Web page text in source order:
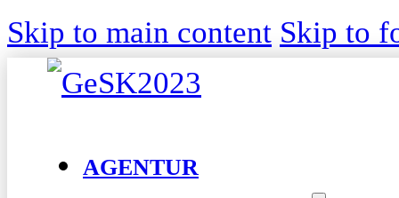
Skip to main content Skip to
AGENTUR